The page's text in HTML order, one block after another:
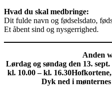
Hvad du skal medbringe:
Dit fulde navn og fødselsdato,
Et åbent sind og nysgerrighed.
Anden
Lørdag og søndag den 13.
kl. 10.00 – kl.
Dyk ned i